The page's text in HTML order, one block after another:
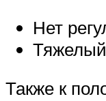
Нет
Также к